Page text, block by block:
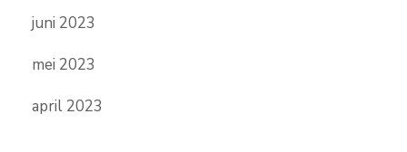
juni 2023
mei 2023
april 2023